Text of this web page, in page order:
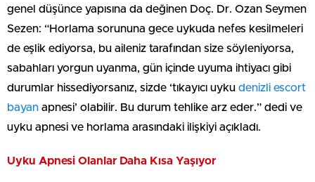
genel düşünce yapısına da değinen Doç. Dr. Ozan Seymen
Sezen: “Horlama sorununa gece uykuda nefes kesilmeleri
de eşlik ediyorsa, bu aileniz tarafından size söyleniyorsa,
sabahları yorgun uyanma, gün içinde uyuma ihtiyacı gibi
durumlar hissediyorsanız, sizde ‘tıkayıcı uyku denizli escort
bayan apnesi’ olabilir. Bu durum tehlike arz eder.” dedi ve
uyku apnesi ve horlama arasındaki ilişkiyi açıkladı.
Uyku Apnesi Olanlar Daha Kısa Yaşıyor